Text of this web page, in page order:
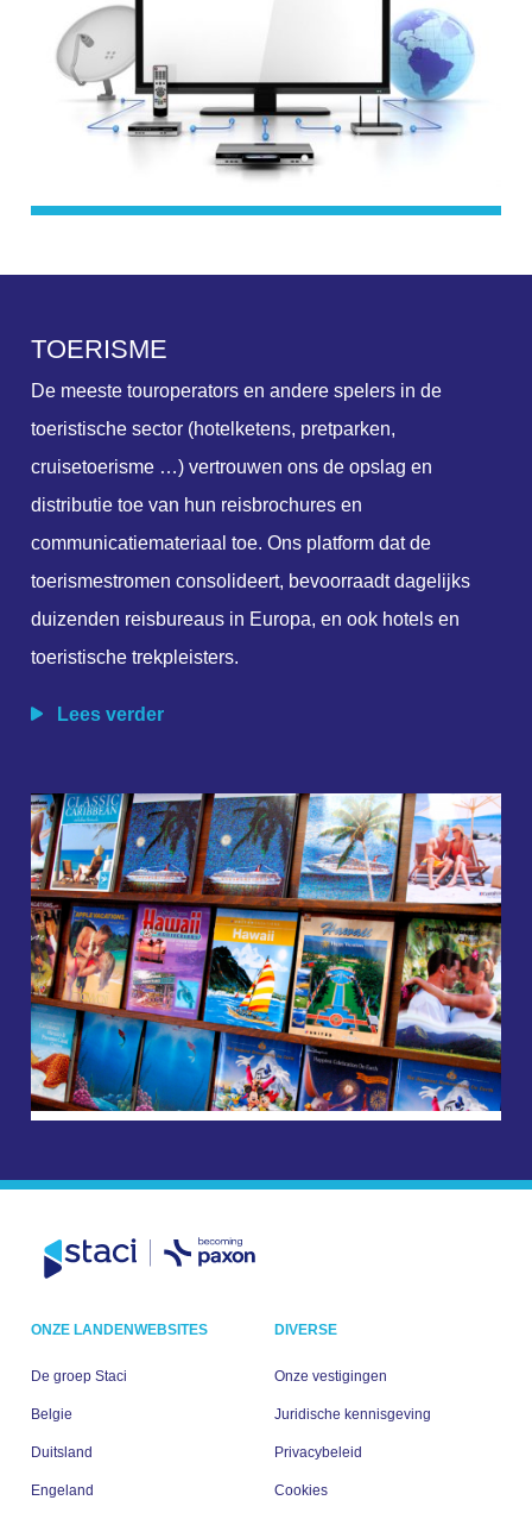
TOERISME
De meeste touroperators en andere spelers in de
toeristische sector (hotelketens, pretparken,
cruisetoerisme …) vertrouwen ons de opslag en
distributie toe van hun reisbrochures en
communicatiemateriaal toe. Ons platform dat de
toerismestromen consolideert, bevoorraadt dagelijks
duizenden reisbureaus in Europa, en ook hotels en
toeristische trekpleisters.
Lees verder
ONZE LANDENWEBSITES
De groep Staci
Belgie
Duitsland
Engeland
DIVERSE
Onze vestigingen
Juridische kennisgeving
Privacybeleid
Cookies